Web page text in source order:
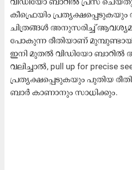
കീഫ്രെയിം
ചിത്രങ്ങൾ അനുസരിച്ച്
പോകുന്ന രീതിയാണ്
ഇനി മുതൽ വിഡിയോ ബാറിൽ
വലിച്ചാൽ, pull up for precise
പ്രത്യക്ഷപ്പെടുകയും പുതിയ
ബാർ കാണാനും സാധിക്കും.